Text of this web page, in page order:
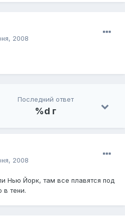
2008
Последний ответ
%d г
2008
Нью Йорк, там все плавятся под
в тени.